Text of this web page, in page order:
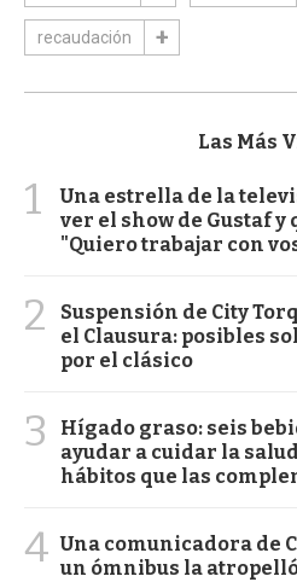
recaudación
Las Más
1
Una estrella de la
ver el show de Gustaf
"Quiero trabajar con
2
Suspensión de City
el Clausura: posibles
por el clásico
3
Hígado graso: seis
ayudar a cuidar la
hábitos que las
4 Una comunicadora de
un ómnibus la